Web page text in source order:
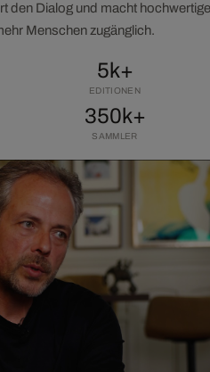
den Dialog und macht hochwertige
Menschen zugänglich.
5k+
EDITIONEN
350k+
SAMMLER